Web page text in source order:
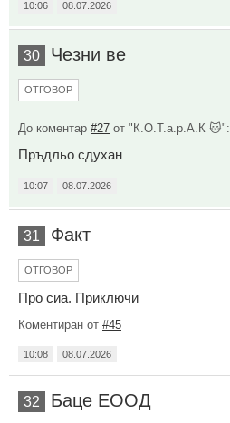
10:06 08.07.2026
30 Чезни ве
ОТГОВОР
До коментар #27 от "К.О.Т.а.р.А.К 🐱":
Пръдльо сдухан
10:07 08.07.2026
31 Факт
ОТГОВОР
Про сиа. Приключи
Коментиран от #45
10:08 08.07.2026
32 Баце ЕООД